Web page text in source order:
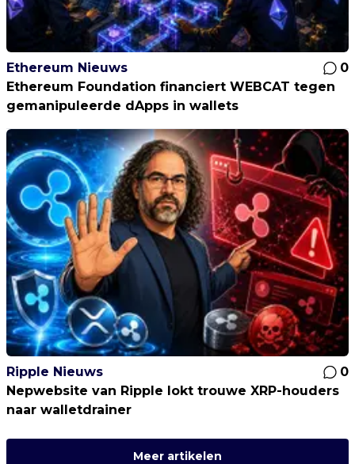
Ethereum Nieuws
0
Ethereum Foundation financiert WEBCAT tegen
gemanipuleerde dApps in wallets
Ripple Nieuws
0
Nepwebsite van Ripple lokt trouwe XRP-houders
naar walletdrainer
Meer artikelen